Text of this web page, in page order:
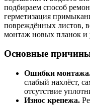
подбираем способ
герметизация
повреждённых листов,
монтаж новых планок и
Основные
Ошибки
слабый нахлёст,
отсутствие
Износ крепежа.